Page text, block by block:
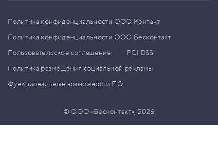
Политика конфиденциальности ООО Контакт
Политика конфиденциальности ООО Бесконтакт
Пользовательское соглашение
PCI DSS
Политика размещения социальной рекламы
Функциональные возможности ПО
© ООО «Бесконтакт»,2026